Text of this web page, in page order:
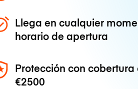
Llega en cualquier
horario de apertura
Protección con cobertura
€2500